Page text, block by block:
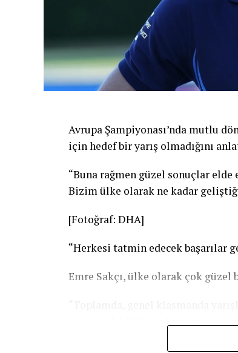
Avrupa Şampiyonası’nda mutlu
için hedef bir yarış olmadığını
“Buna rağmen güzel sonuçlar
Bizim ülke olarak ne kadar
[Fotoğraf: DHA]
“Herkesi tatmin edecek başarılar
Emre Sakçı, ülke olarak çok güzel
çalışmalarımız tam gaz devam